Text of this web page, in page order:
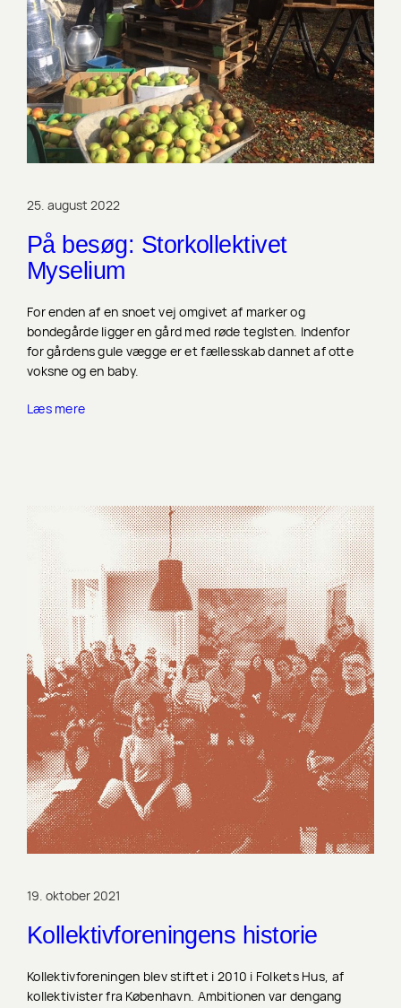
25. august 2022
På besøg: Storkollektivet
Myselium
For enden af en snoet vej omgivet af marker og
bondegårde ligger en gård med røde teglsten. Indenfor
for gårdens gule vægge er et fællesskab dannet af otte
voksne og en baby.
Læs mere
19. oktober 2021
Kollektivforeningens historie
Kollektivforeningen blev stiftet i 2010 i Folkets Hus, af
kollektivister fra København. Ambitionen var dengang